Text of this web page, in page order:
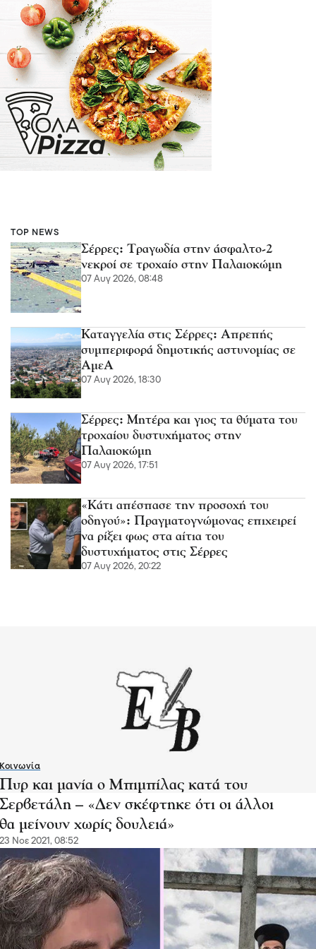
TOP NEWS
Σέρρες: Τραγωδία στην άσφαλτο-2
νεκροί σε τροχαίο στην Παλαιοκώμη
07 Αυγ 2026, 08:48
Καταγγελία στις Σέρρες: Απρεπής
συμπεριφορά δημοτικής αστυνομίας σε
ΑμεΑ
07 Αυγ 2026, 18:30
Σέρρες: Μητέρα και γιος τα θύματα του
τροχαίου δυστυχήματος στην
Παλαιοκώμη
07 Αυγ 2026, 17:51
«Κάτι απέσπασε την προσοχή του
οδηγού»: Πραγματογνώμονας επιχειρεί
να ρίξει φως στα αίτια του
δυστυχήματος στις Σέρρες
07 Αυγ 2026, 20:22
Κοινωνία
Πυρ και μανία ο Μπιμπίλας κατά του
Σερβετάλη – «Δεν σκέφτηκε ότι οι άλλοι
θα μείνουν χωρίς δουλειά»
23 Νοε 2021, 08:52